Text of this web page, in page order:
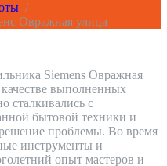
/
Овражная улица
Siemens Овражная
выполненных
сталкивались с
бытовой техники и
проблемы. Во время
инструменты и
опыт мастеров и